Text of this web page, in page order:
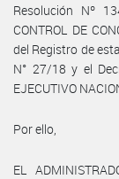
Resolución Nº
CONTROL DE
del Registro de
N° 27/18 y el
EJECUTIVO
Por ello,
EL